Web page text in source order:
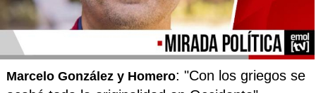
Marcelo González y Homero: "Con los griegos se